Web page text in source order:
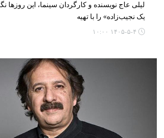
لیلی عاج نویسنده و کارگردان سینما، این روزها
یک نجیب‌زاده» را با تهیه